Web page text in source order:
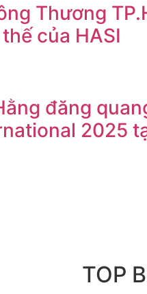
Thương
của HASI
đăng
2025
TOP